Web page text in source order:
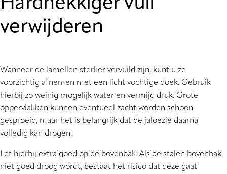
verwijderen
Wanneer de lamellen sterker vervuild zijn, kunt u ze
voorzichtig afnemen met een licht vochtige doek. Gebruik
hierbij zo weinig mogelijk water en vermijd druk. Grote
oppervlakken kunnen eventueel zacht worden schoon
gesproeid, maar het is belangrijk dat de jaloezie daarna
volledig kan drogen.
Let hierbij extra goed op de bovenbak. Als de stalen bovenbak
niet goed droog wordt, bestaat het risico dat deze gaat